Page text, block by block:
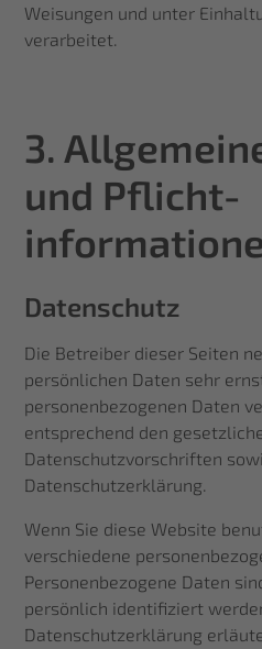
Weisungen und unter
verarbeitet.
3.
und Pflicht­
Datenschutz
Die Betreiber dieser Seiten
persönlichen Daten sehr
personenbezogenen Daten
entsprechend den
Datenschutzvorschriften
Datenschutzerklärung.
Wenn Sie diese Website
verschiedene
Personenbezogene Daten
persönlich identifiziert
Datenschutzerklärung